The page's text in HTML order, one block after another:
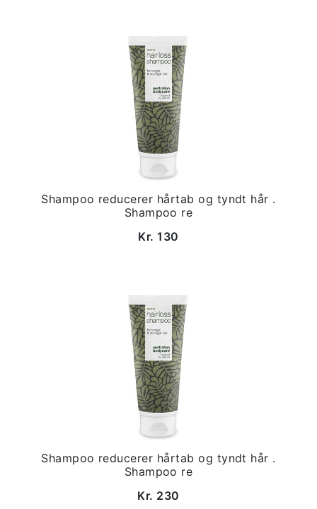
Shampoo reducerer hårtab og tyndt hår .
Shampoo re
Kr. 130
Shampoo reducerer hårtab og tyndt hår .
Shampoo re
Kr. 230